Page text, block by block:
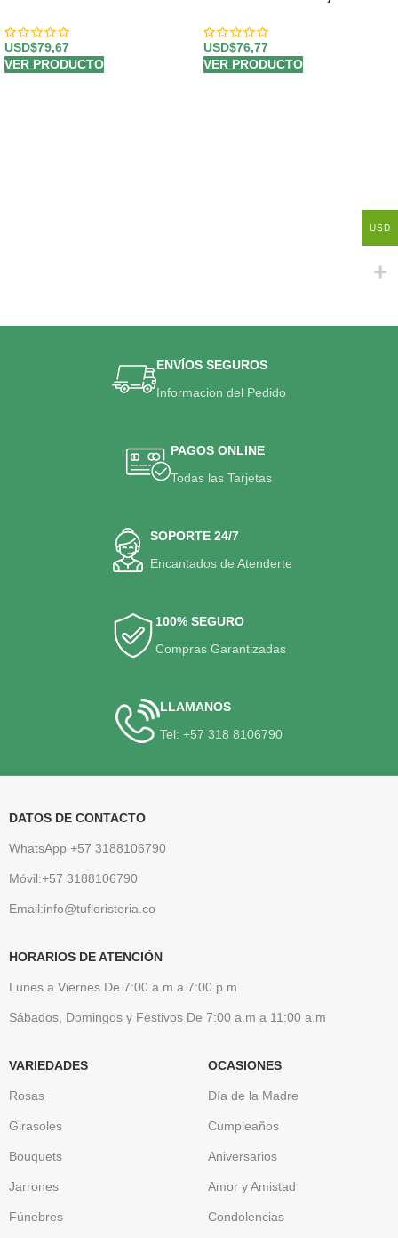
PAREDES 🕊️
USD$79,67
VER PRODUCTO
USD$76,77
VER PRODUCTO
ENVÍOS SEGUROS
Informacion del Pedido
PAGOS ONLINE
Todas las Tarjetas
SOPORTE 24/7
Encantados de Atenderte
100% SEGURO
Compras Garantizadas
LLAMANOS
Tel: +57 318 8106790
DATOS DE CONTACTO
WhatsApp +57 3188106790
Móvil:+57 3188106790
Email:info@tufloristeria.co
HORARIOS DE ATENCIÓN
Lunes a Viernes De 7:00 a.m a 7:00 p.m
Sábados, Domingos y Festivos De 7:00 a.m a 11:00 a.m
VARIEDADES
Rosas
Girasoles
Bouquets
Jarrones
Fúnebres
OCASIONES
Día de la Madre
Cumpleaños
Aniversarios
Amor y Amistad
Condolencias
USD